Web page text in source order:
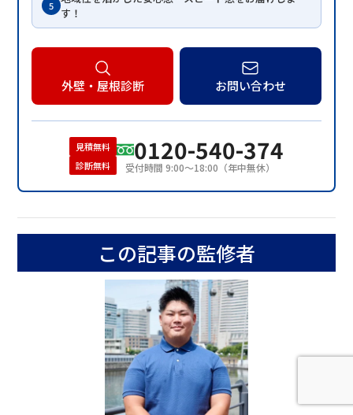
5
す！
外壁・屋根診断 お問い合わせ
見積無料
診断無料
0120-540-374
受付時間 9:00〜18:00（年中無休）
この記事の監修者